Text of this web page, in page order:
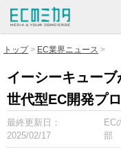
トップ EC業界ニュース
イーシーキュー
世代型EC開発プ
最終更新日：
2025/02/17
EC
部